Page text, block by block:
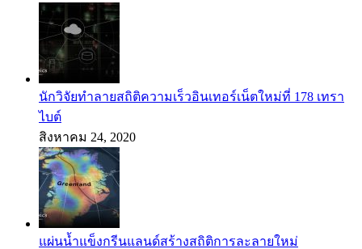
นักวิจัยทำลายสถิติความเร็วอินเทอร์เน็ตใหม่ที่ 178 เทรา
ไบต์
สิงหาคม 24, 2020
แผ่นน้ำแข็งกรีนแลนด์สร้างสถิติการละลายใหม่